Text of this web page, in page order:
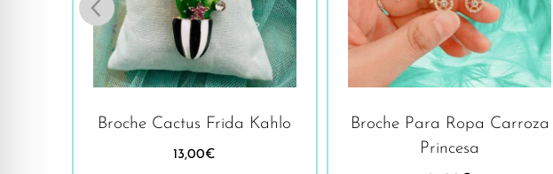
Broche Cactus Frida Kahlo
13,00€
Broche Para Ropa Carroza
Princesa